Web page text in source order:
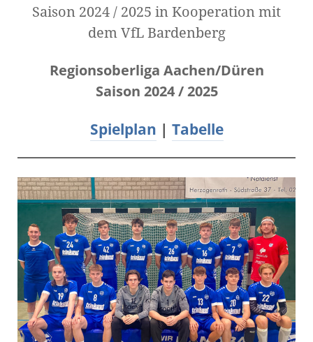
Saison 2024 / 2025 in Kooperation mit
dem VfL Bardenberg
Regionsoberliga Aachen/Düren
Saison 2024 / 2025
Spielplan | Tabelle